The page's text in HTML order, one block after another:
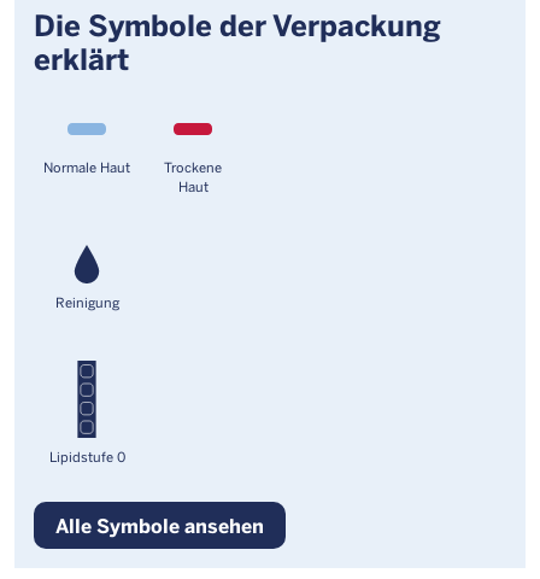
Die Symbole der Verpackung
erklärt
Normale Haut
Trockene
Haut
Reinigung
Lipidstufe 0
Alle Symbole ansehen